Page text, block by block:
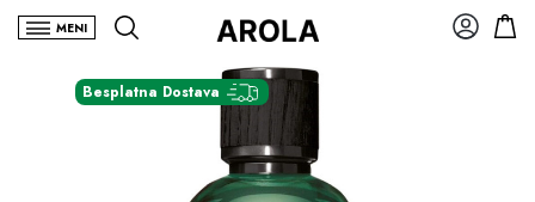
MENI
Besplatna Dostava